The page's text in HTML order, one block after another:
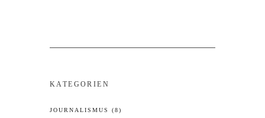
KATEGORIEN
JOURNALISMUS (8)